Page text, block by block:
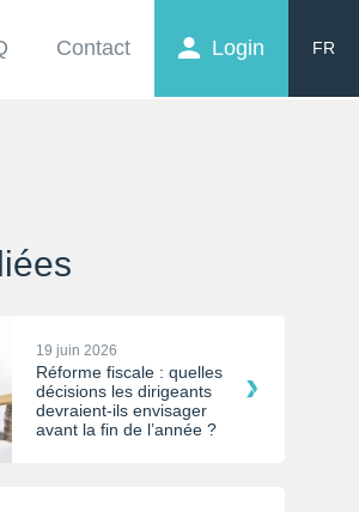
Contact Login
FR
19 juin 2026
Réforme fiscale : quelles
décisions les dirigeants
devraient-ils envisager
avant la fin de l’année ?